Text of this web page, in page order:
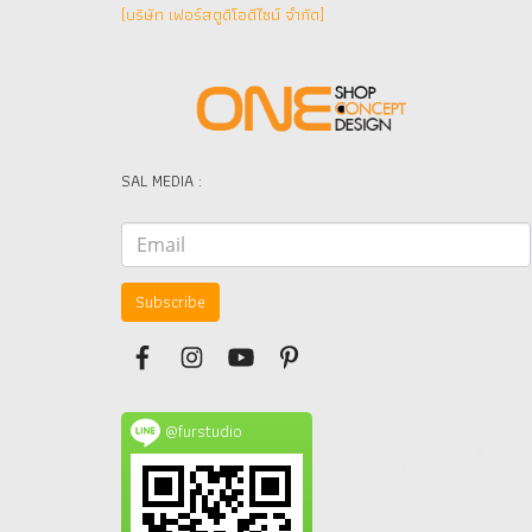
(บริษัท เฟอร์สตูดิโอดีไซน์ จำกัด]
SAL MEDIA :
Subscribe
@furstudio